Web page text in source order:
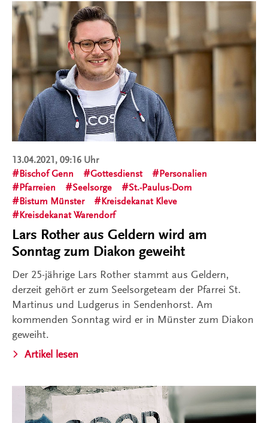
13.04.2021, 09:16 Uhr
Bischof Genn
Gottesdienst
Personalien
Pfarreien
Seelsorge
St.-Paulus-Dom
Bistum Münster
Kreisdekanat Kleve
Kreisdekanat Warendorf
Lars Rother aus Geldern wird am
Sonntag zum Diakon geweiht
Der 25-jährige Lars Rother stammt aus Geldern,
derzeit gehört er zum Seelsorgeteam der Pfarrei St.
Martinus und Ludgerus in Sendenhorst. Am
kommenden Sonntag wird er in Münster zum Diakon
geweiht.
Artikel lesen